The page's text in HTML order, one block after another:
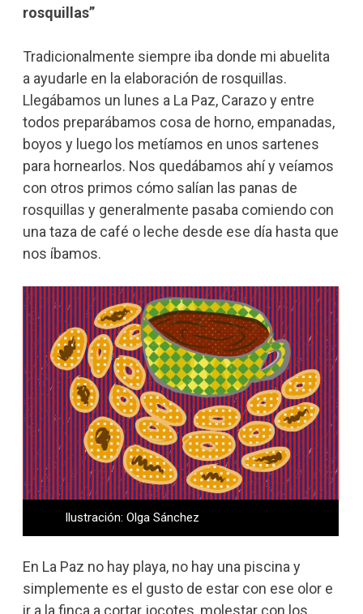
rosquillas”
Tradicionalmente siempre iba donde mi abuelita
a ayudarle en la elaboración de rosquillas.
Llegábamos un lunes a La Paz, Carazo y entre
todos preparábamos cosa de horno, empanadas,
boyos y luego los metíamos en unos sartenes
para hornearlos. Nos quedábamos ahí y veíamos
con otros primos cómo salían las panas de
rosquillas y generalmente pasaba comiendo con
una taza de café o leche desde ese día hasta que
nos íbamos.
Ilustración: Olga Sánchez
En La Paz no hay playa, no hay una piscina y
simplemente es el gusto de estar con ese olor e
ir a la finca a cortar jocotes, molestar con los